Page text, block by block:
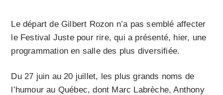
Le départ de Gilbert Rozon n’a pas semblé affecter
le Festival Juste pour rire, qui a présenté, hier, une
programmation en salle des plus diversifiée.
Du 27 juin au 20 juillet, les plus grands noms de
l’humour au Québec, dont Marc Labrèche, Anthony